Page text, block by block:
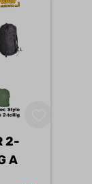
2-
A